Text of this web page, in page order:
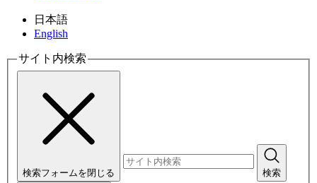
日本語
English
サイト内検索
検索フォームを閉じる 検索